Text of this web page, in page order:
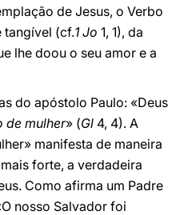
de Jesus, o Verbo
tangível (cf.1 Jo 1, 1), da
lhe doou o seu amor e a
do apóstolo Paulo: «Deus
de mulher» (Gl 4, 4). A
manifesta de maneira
forte, a verdadeira
Como afirma um Padre
nosso Salvador foi